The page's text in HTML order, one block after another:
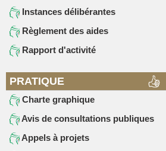
Instances délibérantes
Règlement des aides
Rapport d'activité
PRATIQUE
Charte graphique
Avis de consultations publiques
Appels à projets